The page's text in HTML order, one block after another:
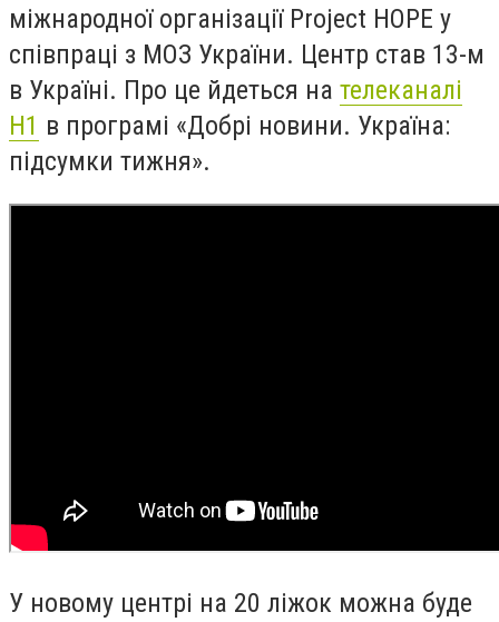
міжнародної організації Project HOPE у
співпраці з МОЗ України. Центр став 13-м
в Україні. Про це йдеться на телеканалі
Н1 в програмі «Добрі новини. Україна:
підсумки тижня».
У новому центрі на 20 ліжок можна буде